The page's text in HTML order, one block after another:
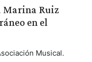
Marina Ruiz
en el
Musical.